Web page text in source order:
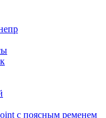
с поясным ременем